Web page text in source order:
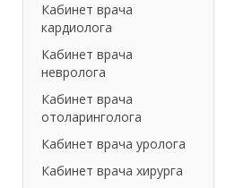
Кабинет врача
кардиолога
Кабинет врача
невролога
Кабинет врача
отоларинголога
Кабинет врача уролога
Кабинет врача хирурга